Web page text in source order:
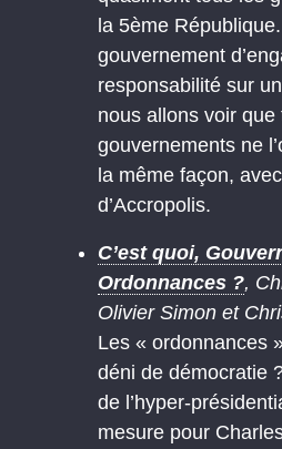
la 5ème
gouvernement
responsabilité sur
nous allons voir que
gouvernements ne
la même façon,
d’Accropolis.
C’est quoi,
Ordonnances ?,
Olivier Simon et
Les « ordonnances
déni de démocratie
de l’hyper-
mesure pour